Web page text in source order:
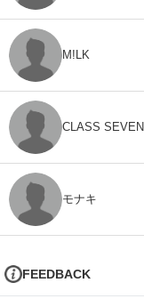
M!LK
CLASS SEVEN
モナキ
FEEDBACK